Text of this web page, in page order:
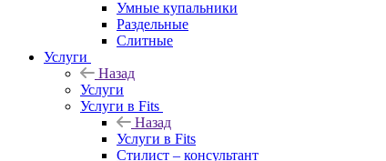
Умные купальники
Раздельные
Слитные
Услуги
Назад
Услуги
Услуги в Fits
Назад
Услуги в Fits
Стилист – консультант